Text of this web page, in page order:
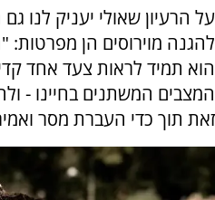
על הרעיון שאולי יעניק לנו
להגנה מוירוסים הן
הוא תמיד לראות צעד אחד
המצבים המשתנים בחיינו -
זאת תוך כדי העברת מסר